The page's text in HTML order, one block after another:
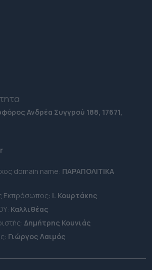
Ανδρέα Συγγρού 188, 17671,
domain name: ΠΑΡΑΠΟΛΙΤΙΚΑ
Εκπρόσωπος: Ι. Κουρτάκης
Καλλιθέας
Δημήτρης Κουνιάς
Γιώργος Λαιμός